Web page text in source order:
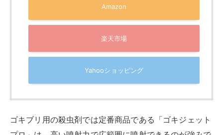
Amazon
楽天市場
Yahooショッピング
ゴキブリ用の殺虫剤では定番商品である「ゴキジェット